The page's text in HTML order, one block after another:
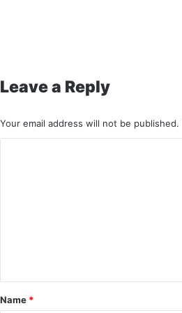
Leave a Reply
Your email address will not be published.
*
Name *